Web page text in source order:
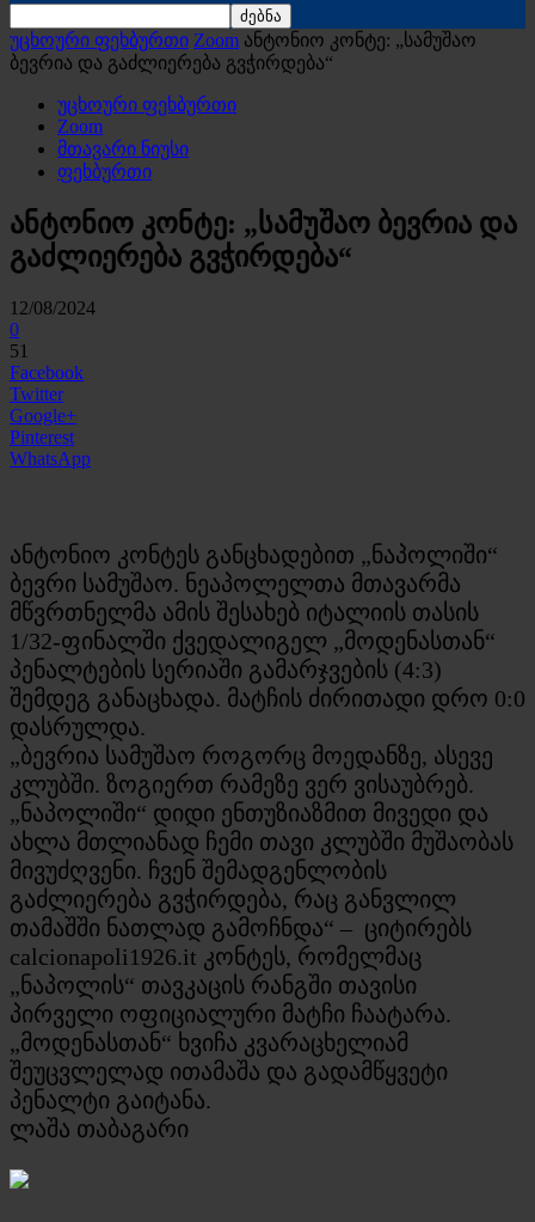
უცხოური ფეხბურთი Zoom ანტონიო კონტე: „სამუშაო
ბევრია და გაძლიერება გვჭირდება“
უცხოური ფეხბურთი
Zoom
მთავარი ნიუსი
ფეხბურთი
ანტონიო კონტე: „სამუშაო ბევრია და
გაძლიერება გვჭირდება“
12/08/2024
0
51
Facebook
Twitter
Google+
Pinterest
WhatsApp
ანტონიო კონტეს განცხადებით „ნაპოლიში“
ბევრი სამუშაო. ნეაპოლელთა მთავარმა
მწვრთნელმა ამის შესახებ იტალიის თასის
1/32-ფინალში ქვედალიგელ „მოდენასთან“
პენალტების სერიაში გამარჯვების (4:3)
შემდეგ განაცხადა. მატჩის ძირითადი დრო 0:0
დასრულდა.
„ბევრია სამუშაო როგორც მოედანზე, ასევე
კლუბში. ზოგიერთ რამეზე ვერ ვისაუბრებ.
„ნაპოლიში“ დიდი ენთუზიაზმით მივედი და
ახლა მთლიანად ჩემი თავი კლუბში მუშაობას
მივუძღვენი. ჩვენ შემადგენლობის
გაძლიერება გვჭირდება, რაც განვლილ
თამაშში ნათლად გამოჩნდა“ – ციტირებს
calcionapoli1926.it კონტეს, რომელმაც
„ნაპოლის“ თავკაცის რანგში თავისი
პირველი ოფიციალური მატჩი ჩაატარა.
„მოდენასთან“ ხვიჩა კვარაცხელიამ
შეუცვლელად ითამაშა და გადამწყვეტი
პენალტი გაიტანა.
ლაშა თაბაგარი